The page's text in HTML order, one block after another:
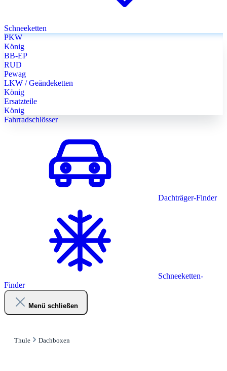
Schneeketten
PKW
König
BB-EP
RUD
Pewag
LKW / Geändeketten
König
Ersatzteile
König
Fahrradschlösser
Dachträger-Finder
Schneeketten-
Finder
Menü schließen
Thule Dachboxen